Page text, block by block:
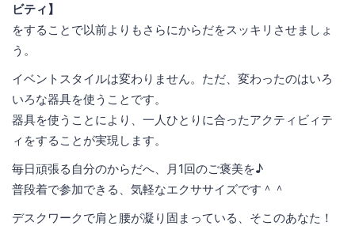
ビティ】
をすることで以前よりもさらにからだをスッキリさせましょ
う。
イベントスタイルは変わりません。ただ、変わったのはいろ
いろな器具を使うことです。
器具を使うことにより、一人ひとりに合ったアクティビィテ
ィをすることが実現します。
毎日頑張る自分のからだへ、月1回のご褒美を♪
普段着で参加できる、気軽なエクササイズです＾＾
デスクワークで肩と腰が凝り固まっている、そこのあなた！